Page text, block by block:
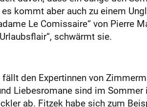
kommt aber auch zu einem
Le Comissaire“ von Pierre
schwärmt sie.
den Expertinnen von
Liebesromane sind im
ab. Fitzek habe sich zum